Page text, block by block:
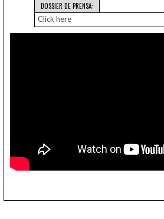
DOSSIER DE PRENSA:
Click here